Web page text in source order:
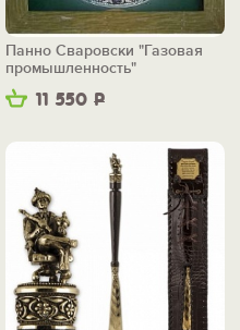
11 550 Р
Панно Сваровски "Газовая
промышленность"